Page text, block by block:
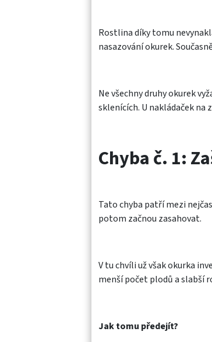
Rostlina díky tomu
nasazování okurek.
Ne všechny druhy okurek
sklenících. U nakládaček na
Chyba č. 1:
Tato chyba patří mezi
potom začnou zasahovat.
V tu chvíli už však okurka
menší počet plodů a slabší
Jak tomu předejít?